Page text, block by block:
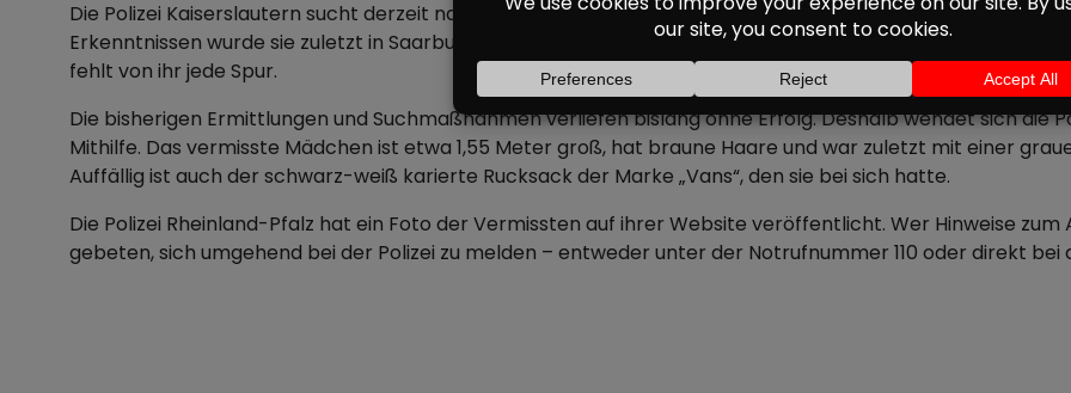
Die Polizei Kaiserslautern sucht derzeit nach einem 13-jährigen Mädchen, das seit Dienstag vergangener
Erkenntnissen wurde sie zuletzt in Saarburg gesehen. Hinweise deuten darauf hin, dass sie anschließend
fehlt von ihr jede Spur.
Die bisherigen Ermittlungen und Suchmaßnahmen verliefen bislang ohne Erfolg. Deshalb wendet sich die
Mithilfe. Das vermisste Mädchen ist etwa 1,55 Meter groß, hat braune Haare und war zuletzt mit einer
Auffällig ist auch der schwarz-weiß karierte Rucksack der Marke „Vans“, den sie bei sich hatte.
Die Polizei Rheinland-Pfalz hat ein Foto der Vermissten auf ihrer Website veröffentlicht. Wer Hinweise
gebeten, sich umgehend bei der Polizei zu melden – entweder unter der Notrufnummer 110 oder direkt bei